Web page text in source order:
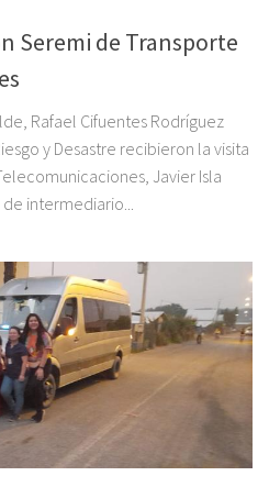
Seremi de Transporte
Rafael Cifuentes Rodríguez
y Desastre recibieron la visita
Javier Isla
intermediario...